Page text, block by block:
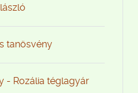
tanösvény
- Rozália téglagyár